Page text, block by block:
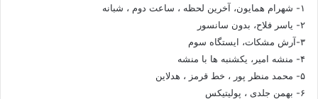
۱- شهرام همایون، آخرین لحظه ، ساعت دوم ، شبانه
۲- یاسر فلاح، بدون سانسور
۳-آرش مشکات، ایستگاه سوم
۴- منشه امیر، یکشنبه ها با منشه
۵- محمد منظر پور ، خط قرمز ، هدلاین
۶- بهمن جلدی ، پولیتیکس